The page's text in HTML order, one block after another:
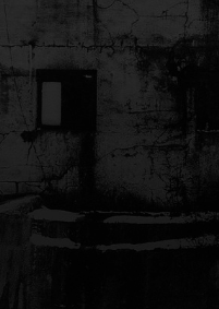
Mach mit: «Be Part of
Engagiere dich als
Kulturinstitution und